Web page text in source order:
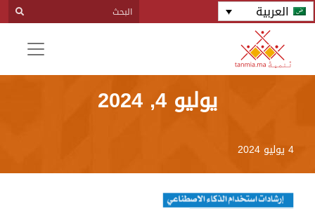
العربية
يوليو 4, 2024
4 يوليو 2024